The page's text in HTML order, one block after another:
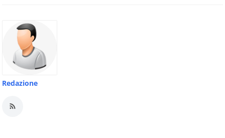
Redazione